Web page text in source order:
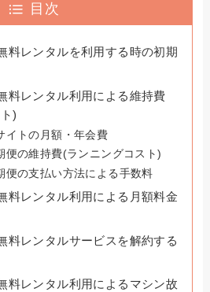
目次
料レンタルを利用する時の初期
料レンタル利用による維持費
)
イトの月額・年会費
便の維持費(ランニングコスト)
便の支払い方法による手数料
料レンタル利用による月額料金
料レンタルサービスを解約する
料レンタル利用によるマシン故